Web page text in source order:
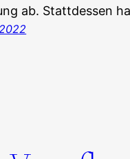
ab. Stattdessen